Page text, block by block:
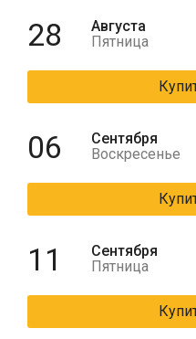
28
Августа
Пятница
06
Сентября
Воскресенье
11
Сентября
Пятница